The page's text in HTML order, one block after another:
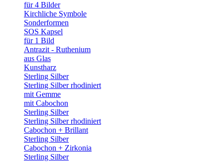
für 4 Bilder
Kirchliche Symbole
Sonderformen
SOS Kapsel
für 1 Bild
Antrazit - Ruthenium
aus Glas
Kunstharz
Sterling Silber
Sterling Silber rhodiniert
mit Gemme
mit Cabochon
Sterling Silber
Sterling Silber rhodiniert
Cabochon + Brillant
Sterling Silber
Cabochon + Zirkonia
Sterling Silber